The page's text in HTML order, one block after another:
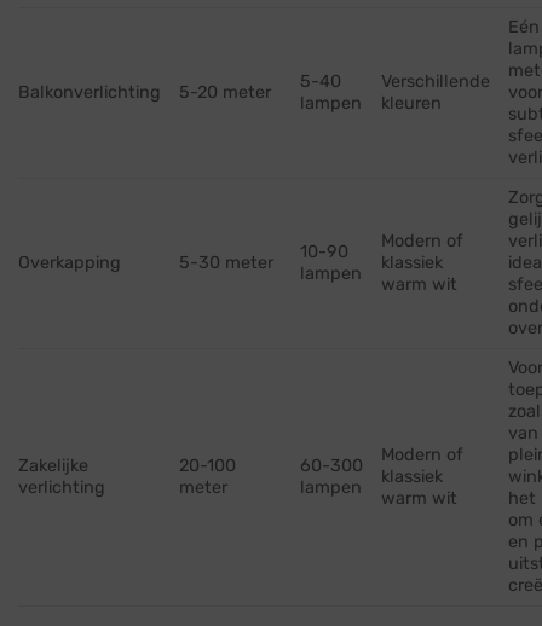
Balkonverlichting 5-20 meter
5-40
lampen
Verschillende
kleuren
Overkapping 5-30 meter
10-90
lampen
Modern of
klassiek
warm wit
Zakelijke
verlichting
20-100
meter
60-300
lampen
Modern of
klassiek
warm wit
het
om
en